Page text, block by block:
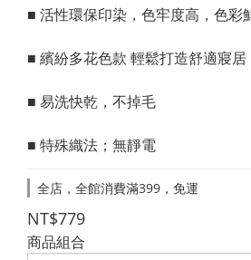
■ 活性環保印染，色牢度高，色彩
■ 繽紛多花色款 輕鬆打造舒適寢居
■ 易洗快乾，不掉毛
■ 特殊織法；無靜電
全店，全館消費滿399，免運
NT$779
商品組合